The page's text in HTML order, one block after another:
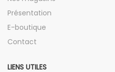
Présentation
E-boutique
Contact
LIENS UTILES